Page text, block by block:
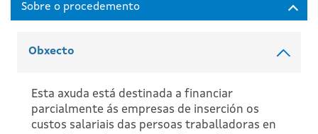
Obxecto
Esta axuda está destinada a financiar
parcialmente ás empresas de inserción os
custos salariais das persoas traballadoras en